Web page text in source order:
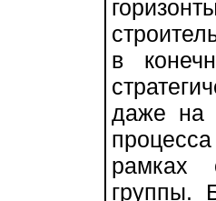
в
даже на
рамках
группы.